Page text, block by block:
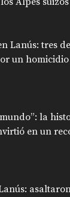
Lanús: tres
un
la
en un